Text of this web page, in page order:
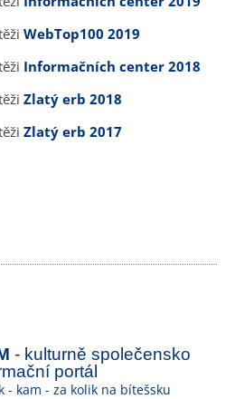
WebTop100 2019
Informačních center 2018
Zlatý erb 2018
Zlatý erb 2017
- kulturně společensko
portál
- kam - za kolik na bítešsku